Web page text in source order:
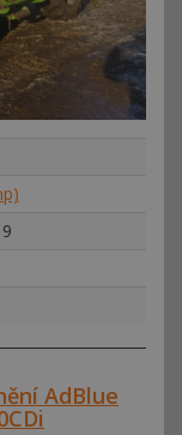
AdBlue